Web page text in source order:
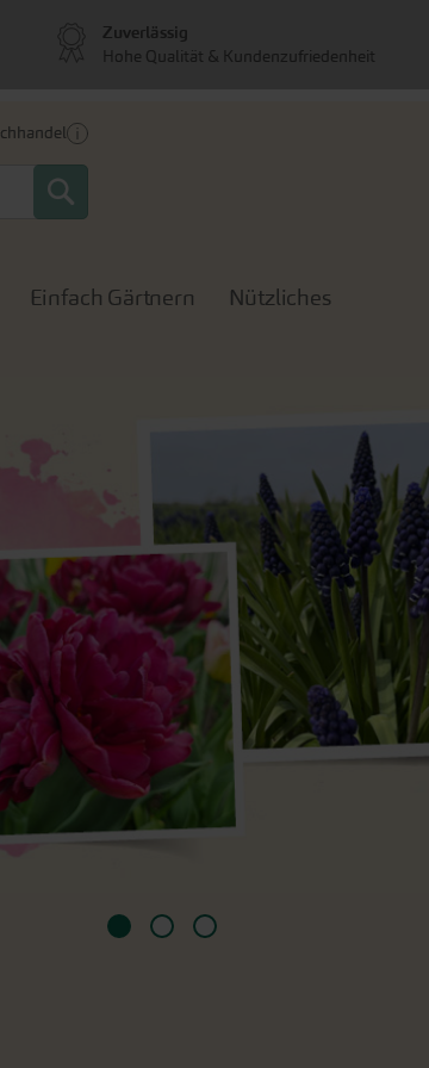
Search
Einfach Gärtnern Nützliches
Zuverlässig
Hohe Qualität & Kundenzufriedenheit